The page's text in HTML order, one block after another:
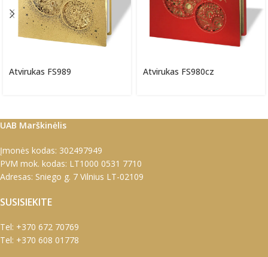
Atvirukas FS989 Atvirukas FS980cz
UAB Marškinėlis
Įmonės kodas: 302497949
PVM mok. kodas: LT1000 0531 7710
Adresas: Sniego g. 7 Vilnius LT-02109
SUSISIEKITE
Tel: +370 672 70769
Tel: +370 608 01778